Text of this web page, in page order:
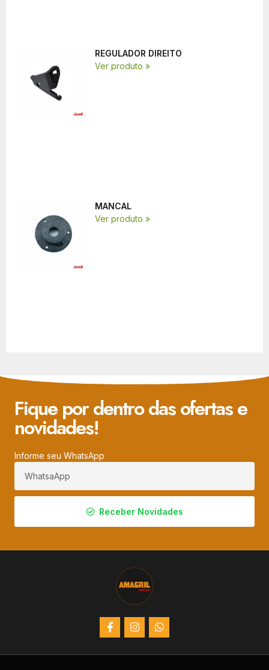
REGULADOR DIREITO
Ver produto »
MANCAL
Ver produto »
Fique por dentro das ofertas e
novidades!
Informe seu WhatsApp
Receber Novidades